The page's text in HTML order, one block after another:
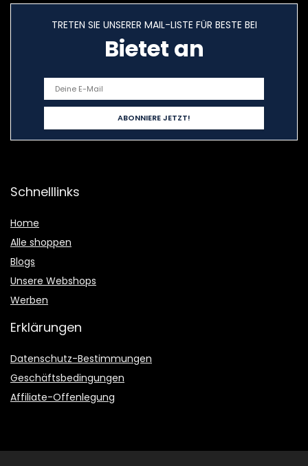
TRETEN SIE UNSERER MAIL-LISTE FÜR BESTE BEI
Bietet an
Schnelllinks
Home
Alle shoppen
Blogs
Unsere Webshops
Werben
Erklärungen
Datenschutz-Bestimmungen
Geschäftsbedingungen
Affiliate-Offenlegung